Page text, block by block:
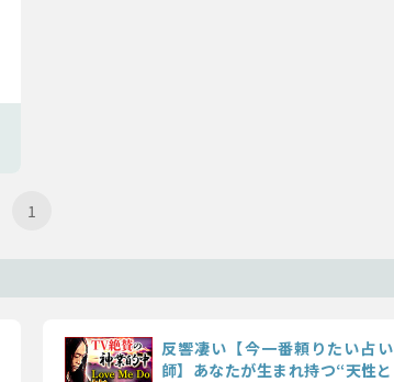
1
反響凄い【今一番頼りたい占い
師】あなたが生まれ持つ“天性と